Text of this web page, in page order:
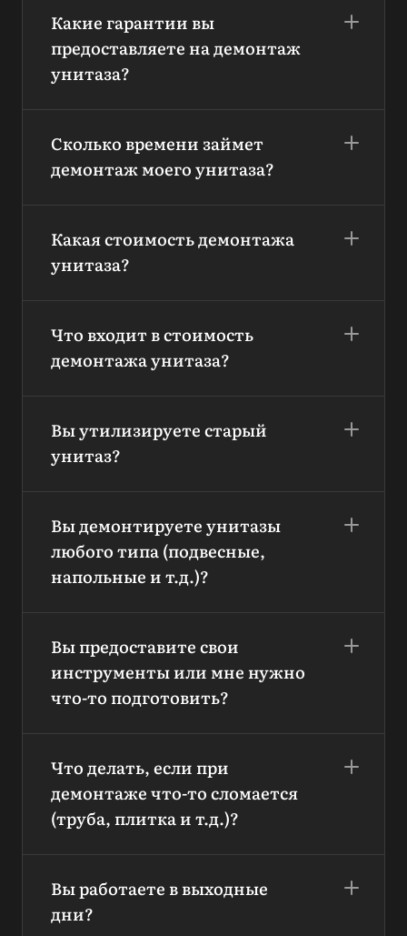
Какие гарантии вы
предоставляете на демонтаж
унитаза?
Сколько времени займет
демонтаж моего унитаза?
Какая стоимость демонтажа
унитаза?
Что входит в стоимость
демонтажа унитаза?
Вы утилизируете старый
унитаз?
Вы демонтируете унитазы
любого типа (подвесные,
напольные и т.д.)?
Вы предоставите свои
инструменты или мне нужно
что-то подготовить?
Что делать, если при
демонтаже что-то сломается
(труба, плитка и т.д.)?
Вы работаете в выходные
дни?